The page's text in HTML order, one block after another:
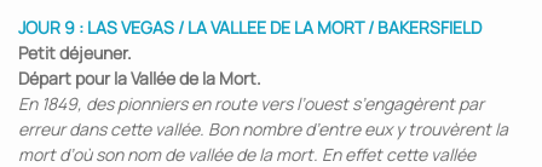
JOUR 9 : LAS VEGAS / LA VALLEE DE LA MORT / BAKERSFIELD
Petit déjeuner.
Départ pour la Vallée de la Mort.
En 1849, des pionniers en route vers l’ouest s’engagèrent par
erreur dans cette vallée. Bon nombre d’entre eux y trouvèrent la
mort d’où son nom de vallée de la mort. En effet cette vallée